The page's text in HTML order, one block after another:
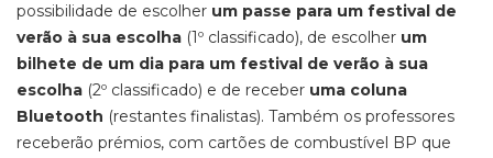
possibilidade de escolher um passe para um festival de
verão à sua escolha (1º classificado), de escolher um
bilhete de um dia para um festival de verão à sua
escolha (2º classificado) e de receber uma coluna
Bluetooth (restantes finalistas). Também os professores
receberão prémios, com cartões de combustível BP que